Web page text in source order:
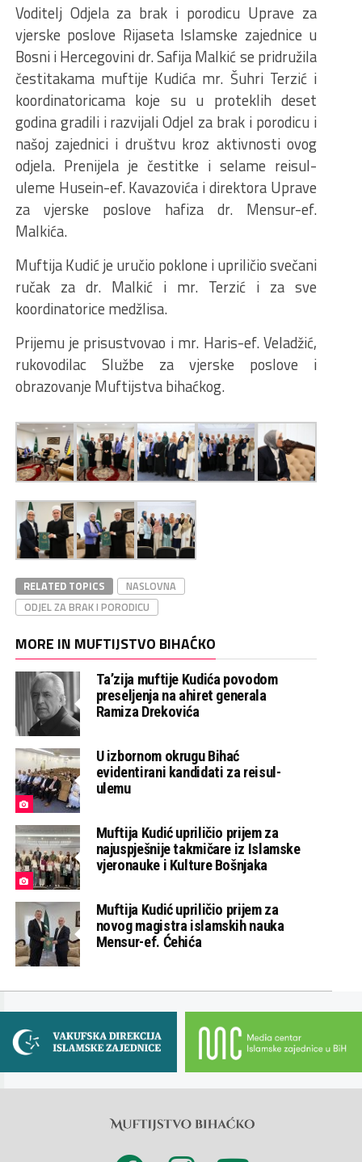
Voditelj Odjela za brak i porodicu Uprave za
vjerske poslove Rijaseta Islamske zajednice u
Bosni i Hercegovini dr. Safija Malkić se pridružila
čestitakama muftije Kudića mr. Šuhri Terzić i
koordinatoricama koje su u proteklih deset
godina gradili i razvijali Odjel za brak i porodicu i
našoj zajednici i društvu kroz aktivnosti ovog
odjela. Prenijela je čestitke i selame reisul-
uleme Husein-ef. Kavazovića i direktora Uprave
za vjerske poslove hafiza dr. Mensur-ef.
Malkića.
Muftija Kudić je uručio poklone i upriličio svečani
ručak za dr. Malkić i mr. Terzić i za sve
koordinatorice medžlisa.
Prijemu je prisustvovao i mr. Haris-ef. Veladžić,
rukovodilac Službe za vjerske poslove i
obrazovanje Muftijstva bihaćkog.
RELATED TOPICS
NASLOVNA
ODJEL ZA BRAK I PORODICU
MORE IN MUFTIJSTVO BIHAĆKO
Ta’zija muftije Kudića povodom
preseljenja na ahiret generala
Ramiza Drekovića
U izbornom okrugu Bihać
evidentirani kandidati za reisul-
ulemu
Muftija Kudić upriličio prijem za
najuspješnije takmičare iz Islamske
vjeronauke i Kulture Bošnjaka
Muftija Kudić upriličio prijem za
novog magistra islamskih nauka
Mensur-ef. Ćehića